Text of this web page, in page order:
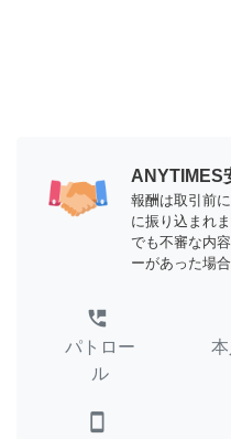
ANYTIMES
報酬は取引前
に振り込まれ
でも不審な内
ーがあった場
perm_phone_msg
パトロー
ル
smartphone